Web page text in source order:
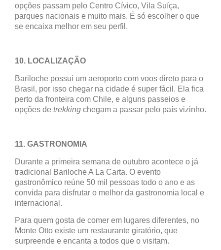
opções passam pelo Centro Cívico, Vila Suíça,
parques nacionais e muito mais. É só escolher o que
se encaixa melhor em seu perfil.
10. LOCALIZAÇÃO
Bariloche possui um aeroporto com voos direto para o
Brasil, por isso chegar na cidade é super fácil. Ela fica
perto da fronteira com Chile, e alguns passeios e
opções de trekking chegam a passar pelo país vizinho.
11. GASTRONOMIA
Durante a primeira semana de outubro acontece o já
tradicional Bariloche A La Carta. O evento
gastronômico reúne 50 mil pessoas todo o ano e as
convida para disfrutar o melhor da gastronomia local e
internacional.
Para quem gosta de comer em lugares diferentes, no
Monte Otto existe um restaurante giratório, que
surpreende e encanta a todos que o visitam.